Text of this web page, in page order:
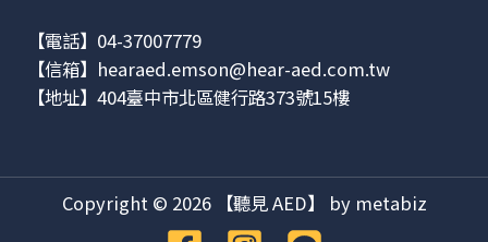
【電話】04-37007779
【信箱】 hearaed.emson@hear-aed.com.tw
【地址】 404臺中市北區健行路373號15樓
Copyright © 2026 【聽見 AED】 by metabiz